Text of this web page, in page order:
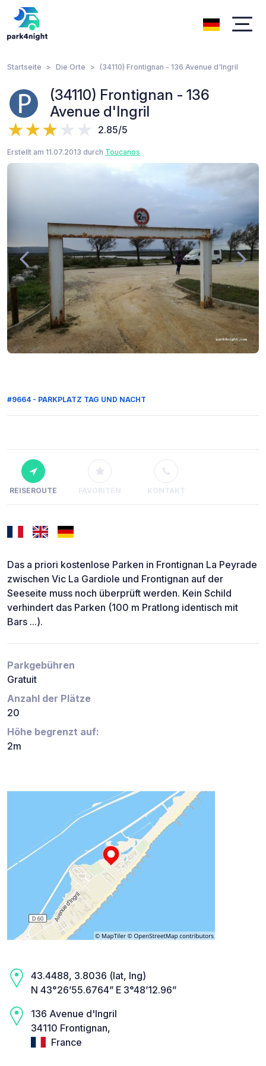
Startseite Die Orte (34110) Frontignan - 136 Avenue d'Ingril
(34110) Frontignan - 136
Avenue d'Ingril
2.85/5
Erstellt am 11.07.2013 durch Toucanos
#9664 - PARKPLATZ TAG UND NACHT
REISEROUTE FAVORITEN KONTAKT
Das a priori kostenlose Parken in Frontignan La Peyrade
zwischen Vic La Gardiole und Frontignan auf der
Seeseite muss noch überprüft werden. Kein Schild
verhindert das Parken (100 m Pratlong identisch mit
Bars ...).
Parkgebühren
Gratuit
Anzahl der Plätze
20
Höhe begrenzt auf:
2m
43.4488, 3.8036 (lat, lng)
N 43°26’55.6764” E 3°48’12.96”
136 Avenue d'Ingril
34110 Frontignan,
France